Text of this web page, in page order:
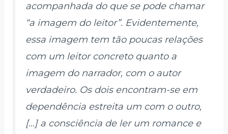
acompanhada do que se pode chamar
“a imagem do leitor”. Evidentemente,
essa imagem tem tão poucas relações
com um leitor concreto quanto a
imagem do narrador, com o autor
verdadeiro. Os dois encontram-se em
dependência estreita um com o outro,
[…] a consciência de ler um romance e